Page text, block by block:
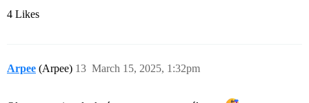
4 Likes
Arpee (Arpee) March 15, 2025, 1:32pm
13